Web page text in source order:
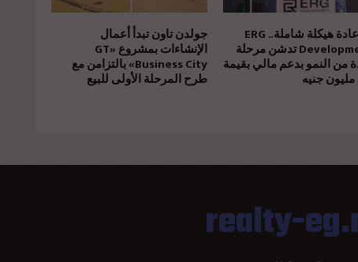
جولدن تاون تبدأ أعمال
الإنشاءات بمشروع «GT
Business City» بالتزامن مع
طرح المرحلة الأولى للبيع
بعد إعادة هيكلة شاملة.. ERG
Developments تدشن مرحلة
من النمو بدعم مالي بقيمة
realty-